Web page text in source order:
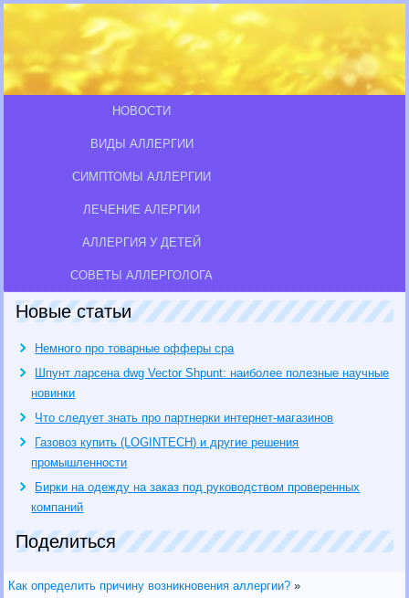
НОВОСТИ
ВИДЫ АЛЛЕРГИИ
СИМПТОМЫ АЛЛЕРГИИ
ЛЕЧЕНИЕ АЛЕРГИИ
АЛЛЕРГИЯ У ДЕТЕЙ
СОВЕТЫ АЛЛЕРГОЛОГА
Новые статьи
Немного про товарные офферы cpa
Шпунт ларсена dwg Vector Shpunt: наиболее полезные научные
новинки
Что следует знать про партнерки интернет-магазинов
Газовоз купить (LOGINTECH) и другие решения
промышленности
Бирки на одежду на заказ под руководством проверенных
компаний
Поделиться
Как определить причину возникновения аллергии? »